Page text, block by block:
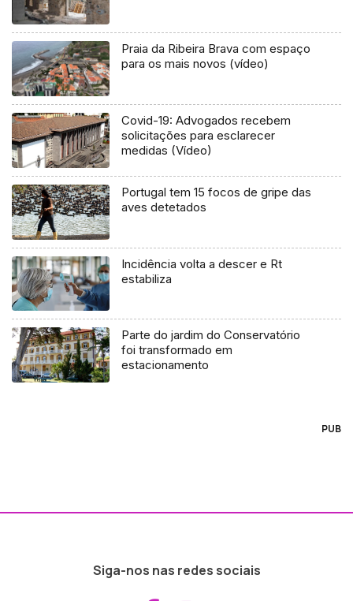
Praia da Ribeira Brava com espaço
para os mais novos (vídeo)
Covid-19: Advogados recebem
solicitações para esclarecer
medidas (Vídeo)
Portugal tem 15 focos de gripe das
aves detetados
Incidência volta a descer e Rt
estabiliza
Parte do jardim do Conservatório
foi transformado em
estacionamento
PUB
Siga-nos nas redes sociais